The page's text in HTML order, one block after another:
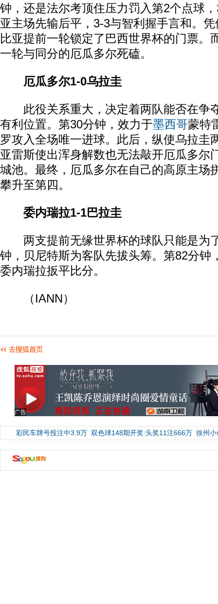
钟，还是法尔考顶住压力罚入第2个点球
亚主场先输后平，3-3与智利握手言和。
比亚提前一轮锁定了巴西世界杯的门票。
一轮与同分的厄瓜多尔死磕。
厄瓜多尔1-0乌拉圭
此役关系重大，决定着两队能否在争
有利位置。第30分钟，效力于墨西哥蒙特
罗攻入全场唯一进球。此后，纵使乌拉圭
亚雷斯使出浑身解数也无法敲开厄瓜多尔
城池。最终，厄瓜多尔在自己的高原主场
攀升至第四。
委内瑞拉1-1巴拉圭
两支提前无缘世界杯的球队只能是为
钟，贝尼特斯为客队先拔头筹。第82分钟
委内瑞拉扳平比分。
（IANN）
广告
彩民车牌号投注中3.9万 双色球148期开奖:头奖11注666万 徐州